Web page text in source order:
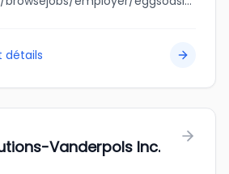
détails
Vanderpols Inc.